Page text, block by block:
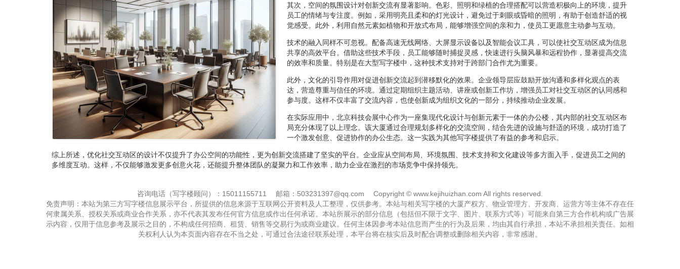
其次，空间的氛围设计对创新交流有显著影响。色彩、照明和绿植的合理搭配可以营造积极向上的环境，提升
员工的情绪与专注度。例如，采用明亮且柔和的灯光设计，避免过于刺眼或昏暗的照明，有助于创造舒适的视
觉感受。此外，利用自然元素如植物和开放式布局，能够增强空间的亲和力，使员工更愿意主动参与互动。
技术的融入同样不可忽视。配备高速无线网络、大屏显示设备以及智能会议工具，可以使社交互动区成为信息
共享的高效平台。借助这些技术手段，员工能够随时捕捉灵感，快速进行头脑风暴和远程协作，显著提高交流
的效率和质量。特别是在大型写字楼中，这种技术支持对于跨部门合作尤为重要。
此外，文化的引导作用对促进创新交流起到潜移默化的效果。企业领导层应鼓励开放沟通和多样化观点的表
达，营造尊重与信任的环境。通过定期组织主题活动、讲座或创新工作坊，增强员工对社交互动区的认同感和
参与度。这样不仅丰富了交流内容，也使创新成为组织文化的一部分，持续推动企业发展。
在实际应用中，北京科技会展中心作为一座集现代化设计与创新元素于一体的办公楼，其内部的社交互动区布
局充分体现了以上理念。该大厦通过合理规划多样化的交流空间，结合先进的设施与舒适的环境，成功打造了
一个激发创意、促进协作的办公生态。这一实践为其他写字楼提供了有益的参考和启示。
综上所述，优化社交互动区的设计不仅提升了办公空间的功能性，更为创新交流搭建了坚实的平台。企业应从空间布局、环境氛围、技术支持和文化建设等多方面入手，促进员工之间的
多维度互动。这样，不仅能够激发更多创意火花，还能提升整体团队的凝聚力和工作效率，助力企业在激烈的市场竞争中保持领先。
咨询电话（写字楼顾问）：15011155711 邮箱：503231397@qq.com
Copyright © www.kejihuizhan.com All rights reserved.
免责声明：本站为第三方写字楼信息展示平台，所提供的信息来源于互联网公开资料及人工整理，仅供参考。本站与相关写字楼的大厦产权方、物业管理方、开发商、运营方等主体不存在任
何隶属关系、授权关系或商业合作关系，亦不代表其发布任何官方信息或作出任何承诺。本站所展示的部分信息（包括但不限于文字、图片、联系方式等）可能来自第三方合作机构或广告展
示内容，仅用于信息参考及展示之目的，不构成任何招商、租赁、销售等交易行为或商业建议。任何主体因参考本站信息而产生的行为及后果，均由其自行承担，本站不承担相关责任。如相
关权利人认为本页面内容存在不当之处，可通过合法途径联系处理，本平台将在核实后及时配合调整或删除相关内容，非常感谢。